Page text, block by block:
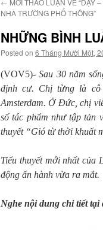
← MỜI THẢO LUẬN VỀ “DẠY
NHÀ TRƯỜNG PHỔ THÔNG”
NHỮNG BÌNH
Posted on 6 Tháng Mười Một,
(VOV5)-Sau 30 năm
định cư. Chị từng là
Amsterdam. Ở Đức, chị
số tác phẩm như tập tản
thuyết “Gió từ thời khuất
Tiểu thuyết mới nhất của
động ấn hành vừa ra mắt.
Nghe nội dung chi tiết tại